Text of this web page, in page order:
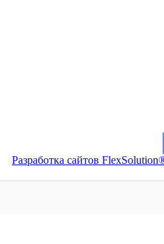
Разработка сайтов